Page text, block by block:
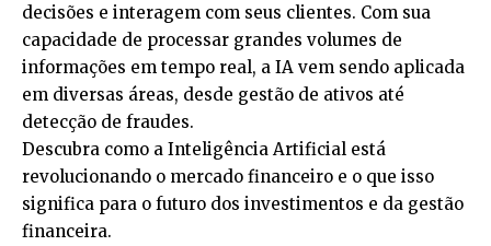
decisões e interagem com seus clientes. Com sua
capacidade de processar grandes volumes de
informações em tempo real, a IA vem sendo aplicada
em diversas áreas, desde gestão de ativos até
detecção de fraudes.
Descubra como a Inteligência Artificial está
revolucionando o mercado financeiro e o que isso
significa para o futuro dos investimentos e da gestão
financeira.